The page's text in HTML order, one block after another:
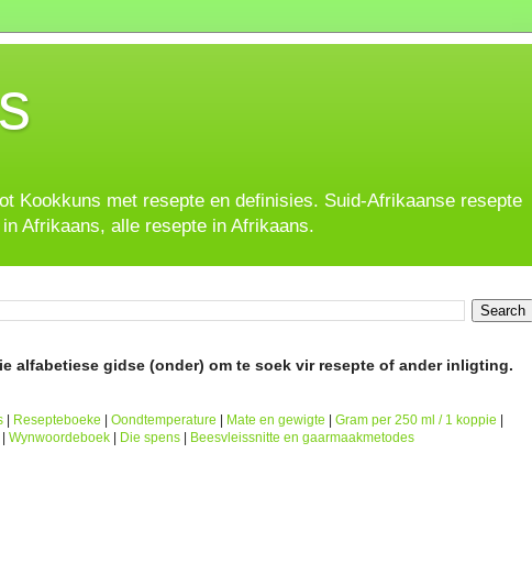
Kookkuns met resepte en definisies. Suid-Afrikaanse resepte
Afrikaans, alle resepte in Afrikaans.
alfabetiese gidse (onder) om te soek vir resepte of ander inligting.
Resepteboeke Oondtemperature Mate en gewigte Gram per 250 ml / 1 koppie
Wynwoordeboek Die spens Beesvleissnitte en gaarmaakmetodes